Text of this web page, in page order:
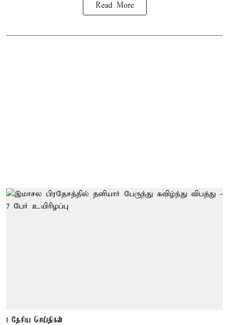
Read More
தேசிய செய்திகள்